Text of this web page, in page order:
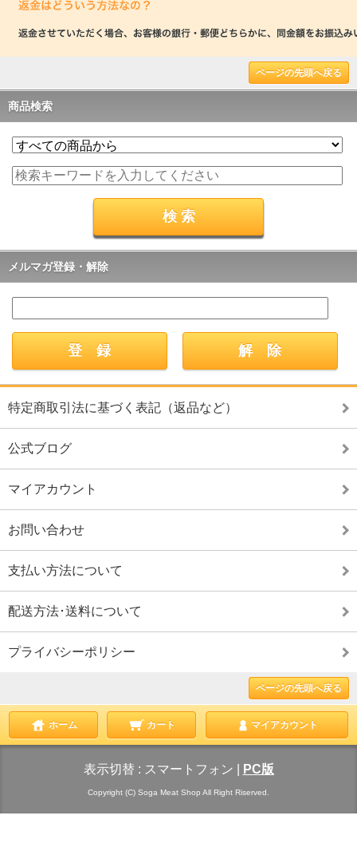
ページの先頭へ戻る
商品検索
メルマガ登録・解除
特定商取引法に基づく表記（返品など）
公式ブログ
マイアカウント
お問い合わせ
支払い方法について
配送方法･送料について
プライバシーポリシー
ページの先頭へ戻る
ホーム カート マイアカウント
表示切替 : スマートフォン PC版
Copyright (C) Soga Meat Shop All Right Riserved.